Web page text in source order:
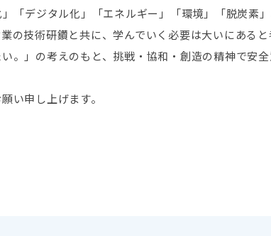
「デジタル化」「エネルギー」「環境」「脱炭素
の技術研鑽と共に、学んでいく必要は大いにあると
い。」の考えのもと、挑戦・協和・創造の精神で安
い申し上げます。